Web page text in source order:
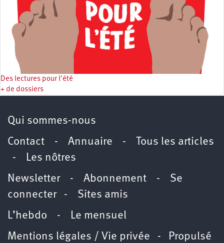
Des lectures pour l'été
+ de dossiers
Qui sommes-nous
Contact - Annuaire -
Tous les articles
-
Les nôtres
Newsletter- Abonnement - Se
connecter- Sites amis
L’hebdo -
Le mensuel
Mentions légales / Vie privée - Propulsé